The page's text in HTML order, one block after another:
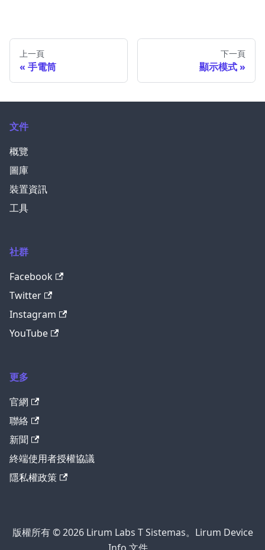
上一頁
手電筒
下一頁
顯示模式
文件
概覽
圖庫
裝置資訊
工具
社群
Facebook
Twitter
Instagram
YouTube
更多
官網
聯絡
新聞
終端使用者授權協議
隱私權政策
版權所有 © 2026 Lirum Labs T Sistemas。Lirum Device